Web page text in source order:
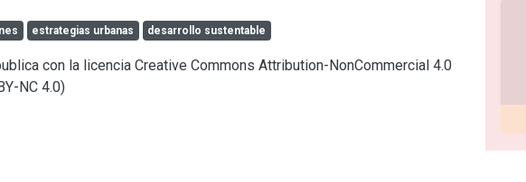
estrategias urbanas desarrollo sustentable
con la licencia Creative Commons Attribution-NonCommercial 4.0
NC 4.0)